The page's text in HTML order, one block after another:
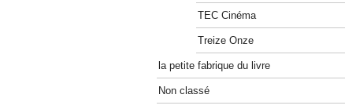
TEC Cinéma
Treize Onze
la petite fabrique du livre
Non classé